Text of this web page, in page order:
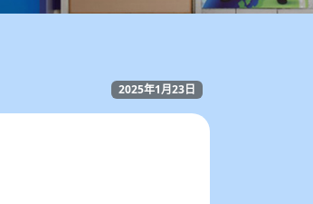
2025年1月23日